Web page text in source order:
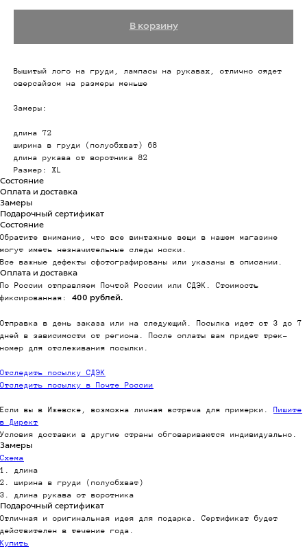
В корзину
Вышитый лого на груди, лампасы на рукавах, отлично сядет
оверсайзом на размеры меньше
Замеры:
длина 72
ширина в груди (полуобхват) 68
длина рукава от воротника 82
Размер: XL
Состояние
Оплата и доставка
Замеры
Подарочный сертификат
Состояние
Обратите внимание, что все винтажные вещи в нашем магазине
могут иметь незначительные следы носки.
Все важные дефекты сфотографированы или указаны в описании.
Оплата и доставка
По России отправляем Почтой России или СДЭК. Стоимость
фиксированная: 400 рублей.
Отправка в день заказа или на следующий. Посылка идет от 3 до 7
дней в зависимости от региона. После оплаты вам придет трек-
номер для отслеживания посылки.
Отследить посылку СДЭК
Отследить посылку в Почте России
Если вы в Ижевске, возможна личная встреча для примерки. Пишите
в Директ
Условия доставки в другие страны обговариваются индивидуально.
Замеры
Схема
1. длина
2. ширина в груди (полуобхват)
3. длина рукава от воротника
Подарочный сертификат
Отличная и оригинальная идея для подарка. Сертификат будет
действителен в течение года.
Купить